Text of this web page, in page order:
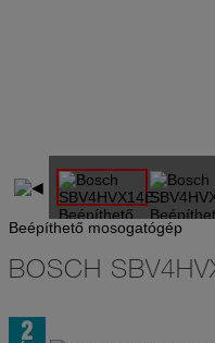
Beépíthető mosogatógép
BOSCH